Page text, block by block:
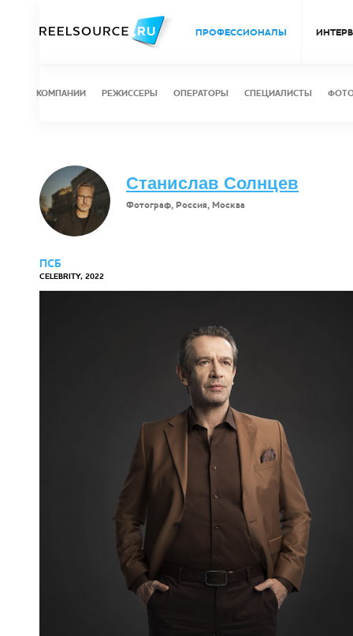
ПРОФЕССИОНАЛЫ
КОМПАНИИ РЕЖИССЕРЫ ОПЕРАТОРЫ СПЕЦИАЛИСТЫ
Станислав Солнцев
Фотограф, Россия, Москва
ПСБ
CELEBRITY, 2022